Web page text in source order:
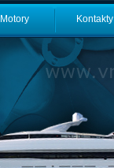
Motory Kontakty